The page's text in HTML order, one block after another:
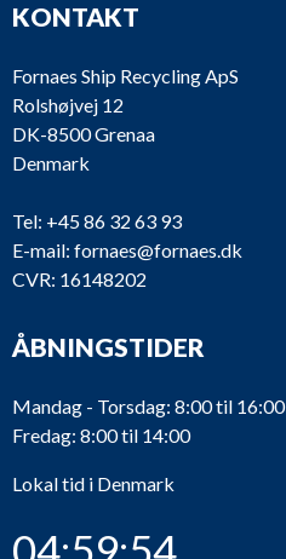
KONTAKT
Fornaes Ship Recycling ApS
Rolshøjvej 12
DK-8500 Grenaa
Denmark
Tel: +45 86 32 63 93
E-mail: fornaes@fornaes.dk
CVR: 16148202
ÅBNINGSTIDER
Mandag - Torsdag: 8:00 til 16:00
Fredag: 8:00 til 14:00
Lokal tid i Denmark